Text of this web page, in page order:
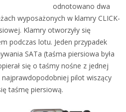
odnotowano dwa
wyposażonych w klamry CLICK-
Klamry otworzyły się
podczas lotu. Jeden przypadek
SATa (taśma piersiowa była
się o taśmy nośne z jednej
pilot wiszący
taśmę piersiową.